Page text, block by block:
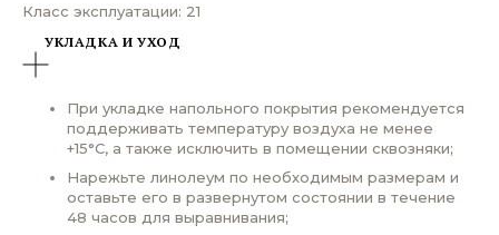
Класс эксплуатации: 21
УКЛАДКА И УХОД
При укладке напольного покрытия рекомендуется
поддерживать температуру воздуха не менее
+15°С, а также исключить в помещении сквозняки;
Нарежьте линолеум по необходимым размерам и
оставьте его в развернутом состоянии в течение
48 часов для выравнивания;